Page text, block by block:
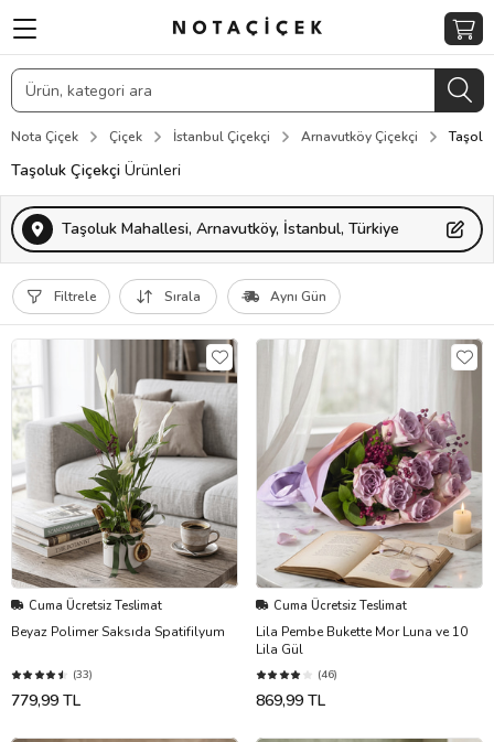
Nota Çiçek Çiçek İstanbul Çiçekçi Arnavutköy Çiçekçi
Taşoluk Çiçekçi Ürünleri
Taşoluk Mahallesi, Arnavutköy, İstanbul, Türkiye
Filtrele Sırala Aynı Gün
Cuma Ücretsiz Teslimat
Beyaz Polimer Saksıda Spatifilyum
(33)
779,99 TL
Cuma Ücretsiz Teslimat
Lila Pembe Bukette Mor Luna ve 10
Lila Gül
(46)
869,99 TL